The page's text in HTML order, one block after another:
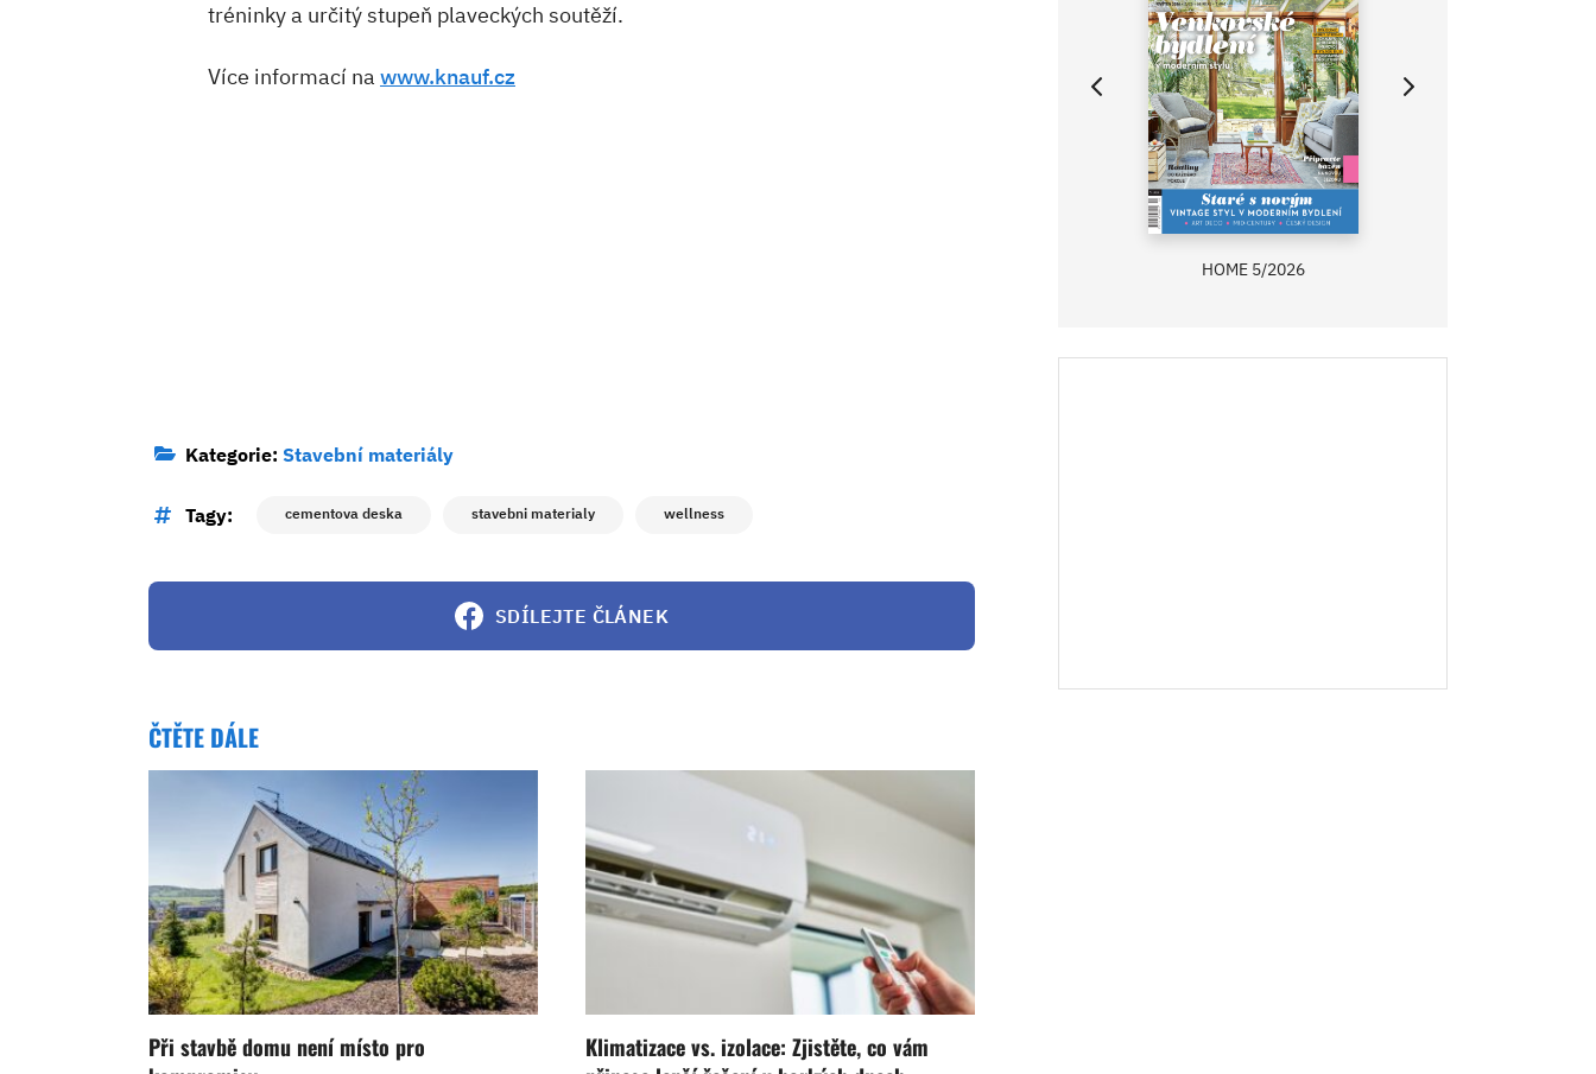
tréninky a určitý stupeň plaveckých soutěží.
Více informací na www.knauf.cz
Kategorie: Stavební materiály
Tagy: cementova deska stavebni materialy wellness
SDÍLEJTE ČLÁNEK
ČTĚTE DÁLE
Při stavbě domu není místo pro
Klimatizace vs. izolace: Zjistěte, co vám
HOME 5/2026